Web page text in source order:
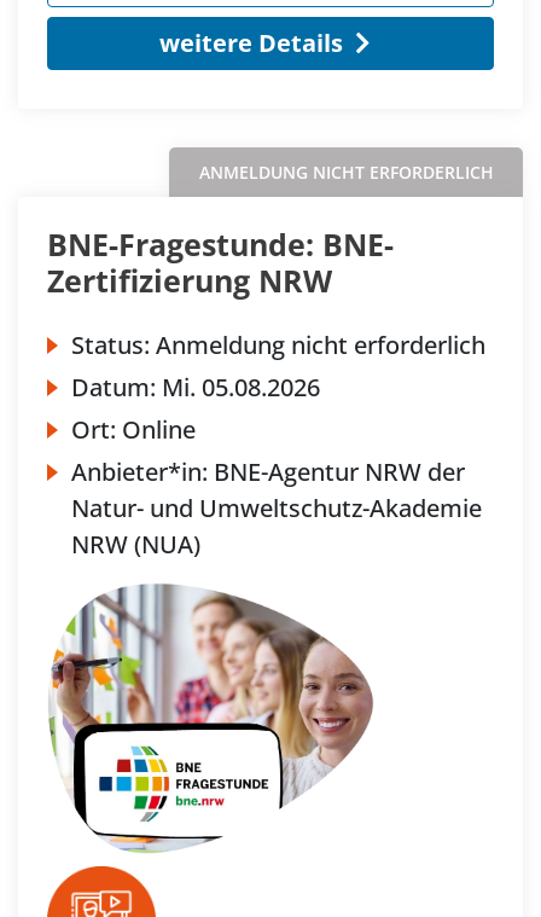
weitere Details
ANMELDUNG NICHT ERFORDERLICH
BNE-Fragestunde: BNE-
Zertifizierung NRW
Status: Anmeldung nicht erforderlich
Datum: Mi. 05.08.2026
Ort: Online
Anbieter*in: BNE-Agentur NRW der
Natur- und Umweltschutz-Akademie
NRW (NUA)